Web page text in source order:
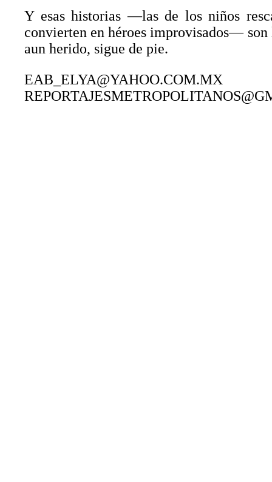
Y esas historias —las de los niños
convierten en héroes improvisados—
aun herido, sigue de pie.
EAB_ELYA@YAHOO.COM.MX